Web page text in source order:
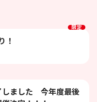
！
限定
しました 今年度最後